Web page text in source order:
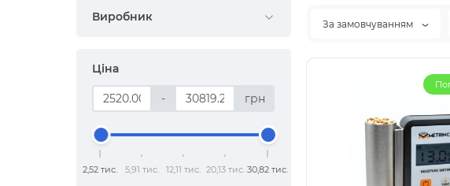
Виробник
Ціна
- грн
2,52 тис. 5,91 тис. 12,11 тис. 20,13 тис. 30,82 тис.
За замовчуванням